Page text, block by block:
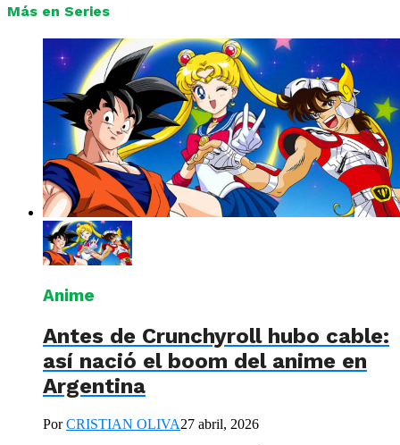
Más en Series
Anime
Antes de Crunchyroll hubo cable:
así nació el boom del anime en
Argentina
PorCRISTIAN OLIVA27 abril, 2026